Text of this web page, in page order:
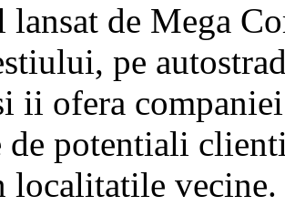
lansat de Mega
pe
ii ofera
potentiali
localitatile vecine.